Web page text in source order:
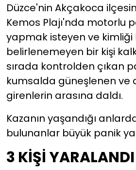
Düzce'nin Akçakoca
Kemos Plajı'nda motorlu
yapmak isteyen ve kimliği
belirlenemeyen bir kişi
sırada kontrolden çıkan
kumsalda güneşlenen ve
girenlerin arasına daldı.
Kazanın yaşandığı
bulunanlar büyük panik
3 KİŞİ YARALANDI
Yaşam
YEREL POLİTİKA
YEREL YÖNETİMLER
Yurt